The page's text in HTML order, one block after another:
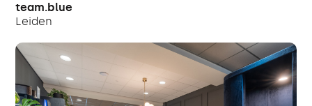
team.blue
Leiden